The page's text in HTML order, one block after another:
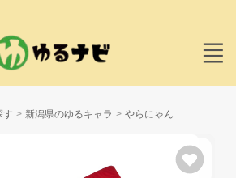
す 新潟県のゆるキャラ やらにゃん